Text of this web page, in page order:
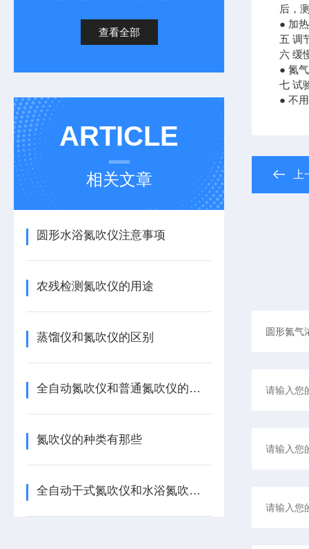
查看全部
ARTICLE
相关文章
圆形水浴氮吹仪注意事项
农残检测氮吹仪的用途
蒸馏仪和氮吹仪的区别
全自动氮吹仪和普通氮吹仪的区别
氮吹仪的种类有那些
全自动干式氮吹仪和水浴氮吹仪的区别
后，
● 加
五 调
六 缓
● 氮
七 试
● 不